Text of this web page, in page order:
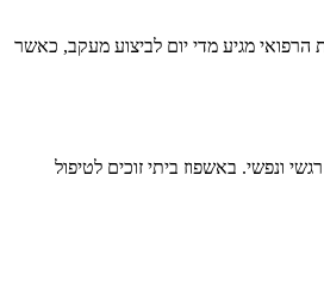
הרפואי מגיע מדי יום לביצוע מעקב, כאשר
ונפשי. באשפוז ביתי זוכים לטיפול